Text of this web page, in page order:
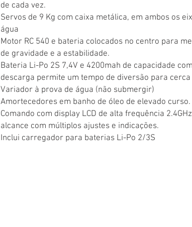
de cada vez.
Servos de 9 Kg com caixa metálica, em ambos os
água
Motor RC 540 e bateria colocados no centro para
de gravidade e a estabilidade.
Bateria Li-Po 2S 7,4V e 4200mah de capacidade
descarga permite um tempo de diversão para cerca
Variador à prova de água (não submergir)
Amortecedores em banho de óleo de elevado curso.
Comando com display LCD de alta frequência
alcance com múltiplos ajustes e indicações.
Inclui carregador para baterias Li-Po 2/3S